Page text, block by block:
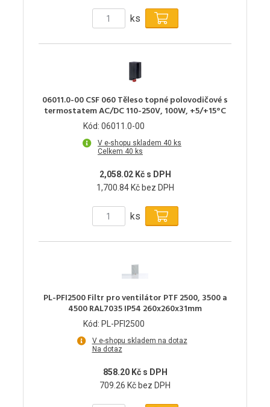
ks
06011.0-00 CSF 060 Těleso topné polovodičové s
termostatem AC/DC 110-250V, 100W, +5/+15°C
Kód: 06011.0-00
V e-shopu skladem 40 ks
Celkem 40 ks
2,058.02 Kč s DPH
1,700.84 Kč bez DPH
ks
PL-PFI2500 Filtr pro ventilátor PTF 2500, 3500 a
4500 RAL7035 IP54 260x260x31mm
Kód: PL-PFI2500
V e-shopu skladem na dotaz
Na dotaz
858.20 Kč s DPH
709.26 Kč bez DPH